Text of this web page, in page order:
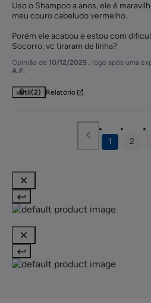
Uso o Shampoo a anos, ele é
meu couro cabeludo vermelho.
Porém ele acabou e estou com
Socorro, vc tiraram de linha?
Opinião de 10/12/2025 , logo após uma
A.F.
Útil(2) Relatório
1 2